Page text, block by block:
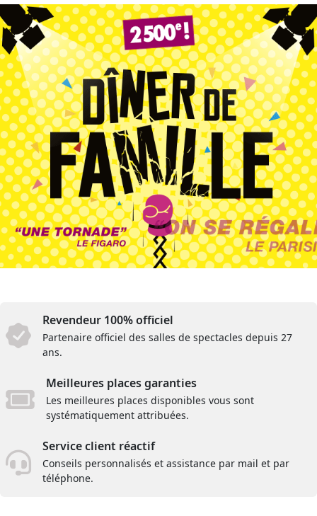
Revendeur 100% officiel
Partenaire officiel des salles de spectacles depuis 27
ans.
Meilleures places garanties
Les meilleures places disponibles vous sont
systématiquement attribuées.
Service client réactif
Conseils personnalisés et assistance par mail et par
téléphone.